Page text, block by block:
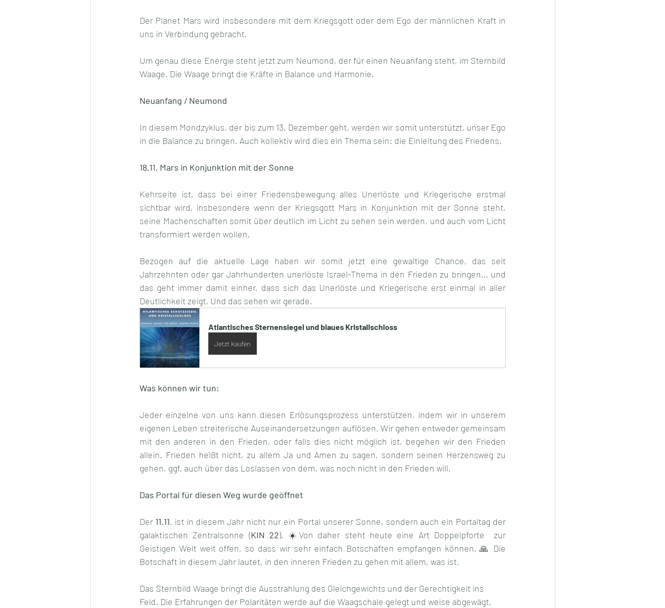
Der Planet Mars wird insbesondere mit dem Kriegsgott oder dem Ego der männlichen Kraft in
uns in Verbindung gebracht.
Um genau diese Energie steht jetzt zum Neumond, der für einen Neuanfang steht, im Sternbild
Waage. Die Waage bringt die Kräfte in Balance und Harmonie.
Neuanfang / Neumond
In diesem Mondzyklus, der bis zum 13. Dezember geht, werden wir somit unterstützt, unser Ego
in die Balance zu bringen. Auch kollektiv wird dies ein Thema sein: die Einleitung des Friedens.
18.11. Mars in Konjunktion mit der Sonne
Kehrseite ist, dass bei einer Friedensbewegung alles Unerlöste und Kriegerische erstmal
sichtbar wird, insbesondere wenn der Kriegsgott Mars in Konjunktion mit der Sonne steht,
seine Machenschaften somit über deutlich im Licht zu sehen sein werden, und auch vom Licht
transformiert werden wollen.
Bezogen auf die aktuelle Lage haben wir somit jetzt eine gewaltige Chance, das seit
Jahrzehnten oder gar Jahrhunderten unerlöste Israel-Thema in den Frieden zu bringen... und
das geht immer damit einher, dass sich das Unerlöste und Kriegerische erst einmal in aller
Deutlichkeit zeigt. Und das sehen wir gerade.
Atlantisches Sternensiegel und blaues Kristallschloss
Jetzt kaufen
Was können wir tun:
Jeder einzelne von uns kann diesen Erlösungsprozess unterstützen, indem wir in unserem
eigenen Leben streiterische Auseinandersetzungen auflösen. Wir gehen entweder gemeinsam
mit den anderen in den Frieden, oder falls dies nicht möglich ist, begehen wir den Frieden
allein. Frieden heißt nicht, zu allem Ja und Amen zu sagen, sondern seinen Herzensweg zu
gehen, ggf. auch über das Loslassen von dem, was noch nicht in den Frieden will.
Das Portal für diesen Weg wurde geöffnet
Der 11.11. ist in diesem Jahr nicht nur ein Portal unserer Sonne, sondern auch ein Portaltag der
galaktischen Zentralsonne (KIN 22). ☀️Von daher steht heute eine Art Doppelpforte  zur
Geistigen Welt weit offen, so dass wir sehr einfach Botschaften empfangen können. 🙏 Die
Botschaft in diesem Jahr lautet, in den inneren Frieden zu gehen mit allem, was ist.
Das Sternbild Waage bringt die Ausstrahlung des Gleichgewichts und der Gerechtigkeit ins
Feld. Die Erfahrungen der Polaritäten werde auf die Waagschale gelegt und weise abgewägt.